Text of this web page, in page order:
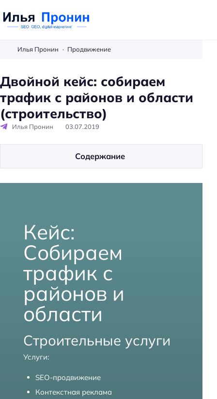
и
н
И
л
ь
я
з
Илья Пронин Продвижение
Двойной кейс: собираем
трафик с районов и области
(строительство)
Илья Пронин 03.07.2019
Кейс:
Собираем
трафик с
районов и
области
Строительные услуги
Услуги:
SEO-продвижение
Контекстная реклама
Содержание